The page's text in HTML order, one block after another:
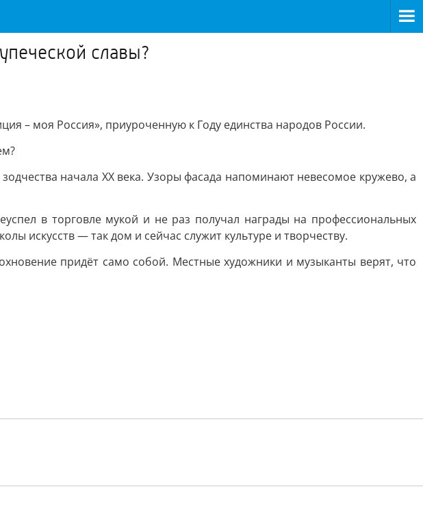
славы?
– моя Россия», приуроченную к Году единства народов России.
начала XX века. Узоры фасада напоминают невесомое кружево, а
в торговле мукой и не раз получал награды на профессиональных
искусств — так дом и сейчас служит культуре и творчеству.
придёт само собой. Местные художники и музыканты верят, что